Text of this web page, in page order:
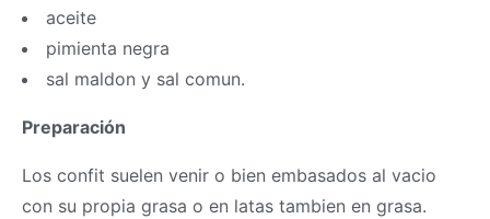
aceite
pimienta negra
sal maldon y sal comun.
Preparación
Los confit suelen venir o bien embasados al vacio
con su propia grasa o en latas tambien en grasa.